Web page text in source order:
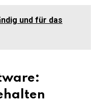
und für das